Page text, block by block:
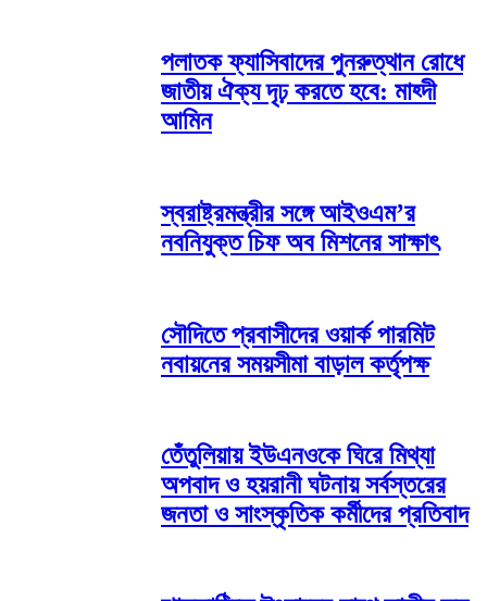
পলাতক ফ্যাসিবাদের পুনরুত্থান রোধে
জাতীয় ঐক্য দৃঢ় করতে হবে: মাহ্দী
আমিন
স্বরাষ্ট্রমন্ত্রীর সঙ্গে আইওএম’র
নবনিযুক্ত চিফ অব মিশনের সাক্ষাৎ
সৌদিতে প্রবাসীদের ওয়ার্ক পারমিট
নবায়নের সময়সীমা বাড়াল কর্তৃপক্ষ
তেঁতুলিয়ায় ইউএনওকে ঘিরে মিথ্যা
অপবাদ ও হয়রানী ঘটনায় সর্বস্তরের
জনতা ও সাংস্কৃতিক কর্মীদের প্রতিবাদ